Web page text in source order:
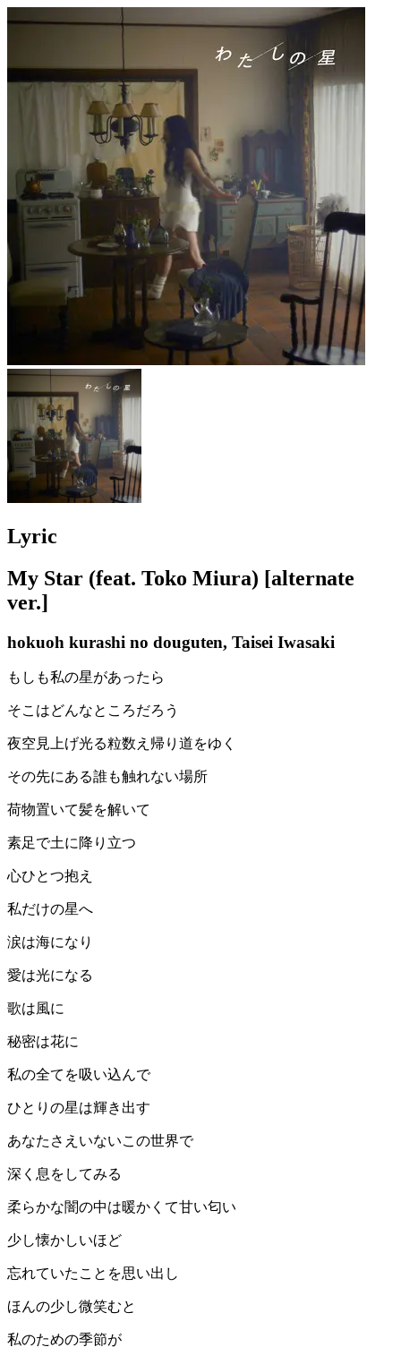
Lyric
My Star (feat. Toko Miura) [alternate
ver.]
hokuoh kurashi no douguten, Taisei Iwasaki
もしも私の星があったら
そこはどんなところだろう
夜空見上げ光る粒数え帰り道をゆく
その先にある誰も触れない場所
荷物置いて髪を解いて
素足で土に降り立つ
心ひとつ抱え
私だけの星へ
涙は海になり
愛は光になる
歌は風に
秘密は花に
私の全てを吸い込んで
ひとりの星は輝き出す
あなたさえいないこの世界で
深く息をしてみる
柔らかな闇の中は暖かくて甘い匂い
少し懐かしいほど
忘れていたことを思い出し
ほんの少し微笑むと
私のための季節が